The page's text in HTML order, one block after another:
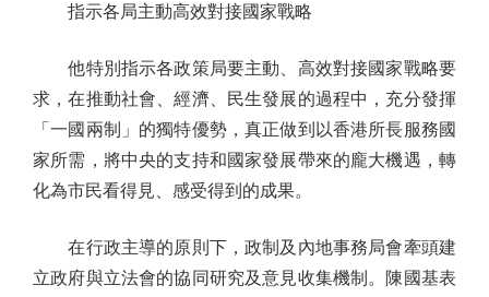
指示各局主動高效對接國家戰略
他特別指示各政策局要主動、高效對接國家戰略要
求，在推動社會、經濟、民生發展的過程中，充分發揮
「一國兩制」的獨特優勢，真正做到以香港所長服務國
家所需，將中央的支持和國家發展帶來的龐大機遇，轉
化為市民看得見、感受得到的成果。
在行政主導的原則下，政制及內地事務局會牽頭建
立政府與立法會的協同研究及意見收集機制。陳國基表